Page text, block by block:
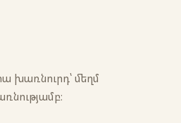
խառնուրդ՝ մեղմ